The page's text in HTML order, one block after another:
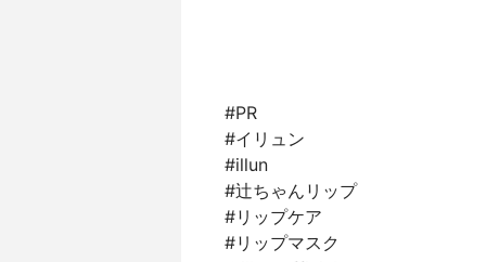
#PR
#イリュン
#illun
#辻ちゃんリップ
#リップケア
#リップマスク